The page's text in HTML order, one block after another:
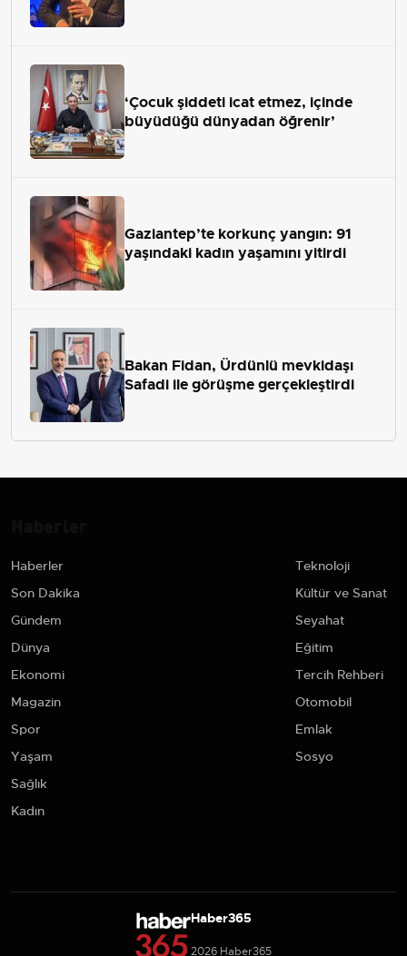
‘Çocuk şiddeti icat etmez, içinde
büyüdüğü dünyadan öğrenir’
Gaziantep’te korkunç yangın: 91
yaşındaki kadın yaşamını yitirdi
Bakan Fidan, Ürdünlü mevkidaşı
Safadi ile görüşme gerçekleştirdi
Haberler
Son Dakika
Gündem
Dünya
Ekonomi
Magazin
Spor
Yaşam
Sağlık
Kadın
Teknoloji
Kültür ve Sanat
Seyahat
Eğitim
Tercih Rehberi
Otomobil
Emlak
Sosyo
Haber365
2026 Haber365